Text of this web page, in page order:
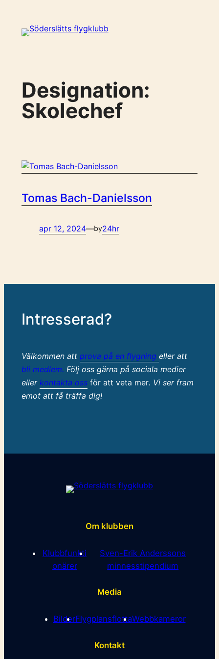
indhold
Designation:
Skolechef
Tomas Bach-Danielsson
apr 12, 2024—by24hr
Intresserad?
Välkommen att prova på en flygning eller att
bli medlem. Följ oss gärna på sociala medier
eller kontakta ossför att veta mer. Vi ser fram
emot att få träffa dig!
Om klubben
Klubbfunkti
onärer
Sven-Erik Anderssons
minnesstipendium
Media
BilderFlygplansflottaWebbkameror
Kontakt